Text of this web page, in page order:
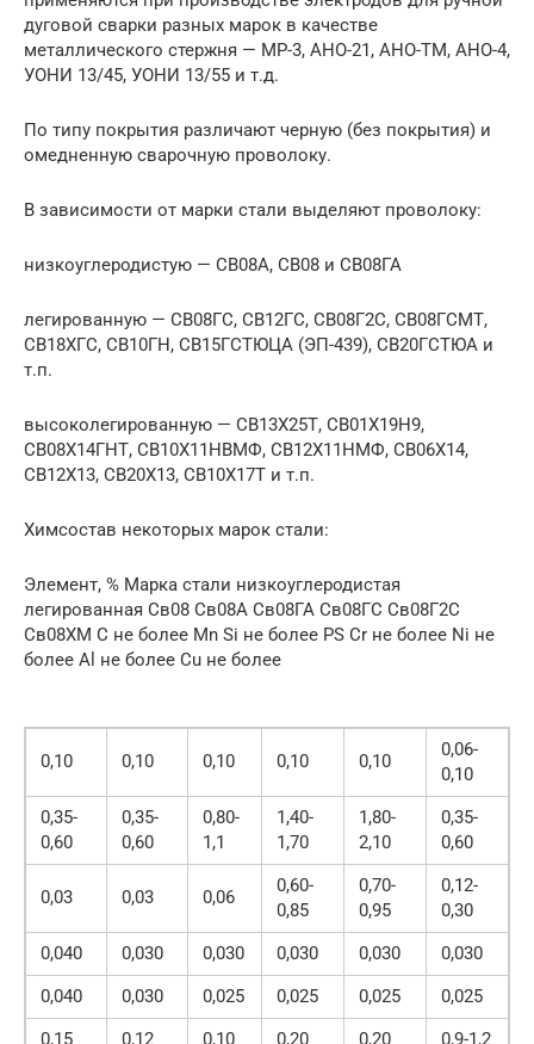
дуговой сварки разных марок в качестве
металлического стержня — МР-3, АНО-21, АНО-ТМ, АНО-4,
УОНИ 13/45, УОНИ 13/55 и т.д.
По типу покрытия различают черную (без покрытия) и
омедненную сварочную проволоку.
В зависимости от марки стали выделяют проволоку:
низкоуглеродистую — СВ08А, СВ08 и СВ08ГА
легированную — СВ08ГС, СВ12ГС, СВ08Г2С, СВ08ГСМТ,
СВ18ХГС, СВ10ГН, СВ15ГСТЮЦА (ЭП-439), СВ20ГСТЮА и
т.п.
высоколегированную — СВ13Х25Т, СВ01Х19Н9,
СВ08Х14ГНТ, СВ10Х11НВМФ, СВ12Х11НМФ, СВ06Х14,
СВ12Х13, СВ20Х13, СВ10Х17Т и т.п.
Химсостав некоторых марок стали:
Элемент, % Марка стали низкоуглеродистая
легированная Св08 Св08А Св08ГА Св08ГС Св08Г2С
Св08ХМ С не более Мn Si не более РS Сr не более Ni не
более Al не более Сu не более
0,10 0,10 0,10 0,10 0,10
0,06-
0,10
0,35-
0,60
0,35-
0,60
0,80-
1,1
1,40-
1,70
1,80-
2,10
0,35-
0,60
0,03 0,03 0,06
0,60-
0,85
0,70-
0,95
0,12-
0,30
0,040
0,030 0,030 0,030 0,030
0,030
0,040
0,030 0,025 0,025 0,025
0,025
0,15
0,12 0,10 0,20 0,20
0,9-1,2